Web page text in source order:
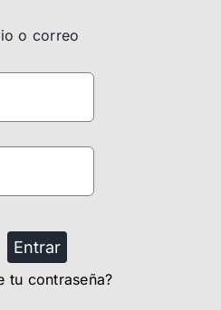
o correo
Entrar
tu contraseña?